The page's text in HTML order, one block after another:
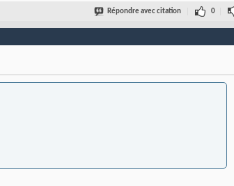
Répondre avec citation 0